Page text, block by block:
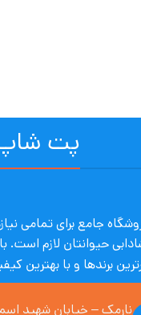
پت شاپ
جامع برای تمامی
حیوانتان لازم است. با
برندها و با بهترین